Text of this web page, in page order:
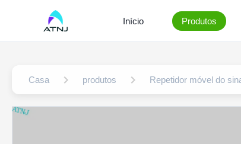
Início Produtos
Casa produtos Repetidor móvel do